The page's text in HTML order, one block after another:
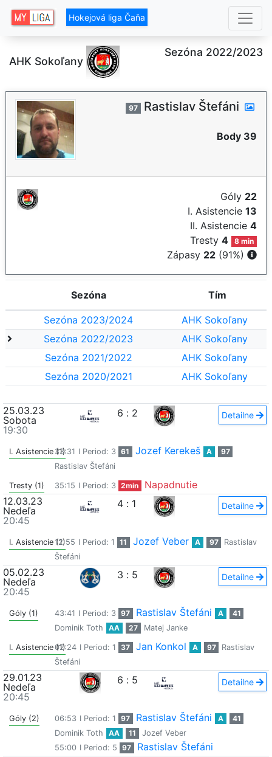
Hokejová liga Čaňa
AHK Sokoľany
Sezóna 2022/2023
97 Rastislav Štefáni
Body 39
Góly 22
I. Asistencie 13
II. Asistencie 4
Tresty4 8 min
Zápasy 22 (91%)
Sezóna Tím
Sezóna 2023/2024
AHK Sokoľany
Sezóna 2022/2023
AHK Sokoľany
Sezóna 2021/2022
AHK Sokoľany
Sezóna 2020/2021
AHK Sokoľany
25.03.23
Sobota
19:30
6 : 2 Detailne
I. Asistencie (1)33:31 I Period: 3 61 Jozef Kerekeš A
97
Rastislav Štefáni
Tresty (1) 35:15 I Period: 3 2min
Napadnutie
12.03.23
Nedeľa
20:45
4 : 1 Detailne
I. Asistencie (1)12:55 I Period: 1 11 Jozef Veber A 97
Rastislav
Štefáni
05.02.23
Nedeľa
20:45
3 : 5 Detailne
Góly (1) 43:41 I Period: 3 97 Rastislav Štefáni A
41
Dominik Toth
AA 27 Matej Janke
I. Asistencie (1)02:24 I Period: 1 37 Jan Konkol A 97
Rastislav
Štefáni
29.01.23
Nedeľa
20:45
6 : 5 Detailne
Góly (2) 06:53 I Period: 1 97 Rastislav Štefáni A
41
Dominik Toth
AA 11
Jozef Veber
55:00 I Period: 5 97
Rastislav Štefáni